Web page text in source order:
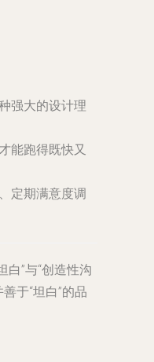
强大的设计理
能跑得既快又
定期满意度调
”与“创造性沟
于“坦白”的品